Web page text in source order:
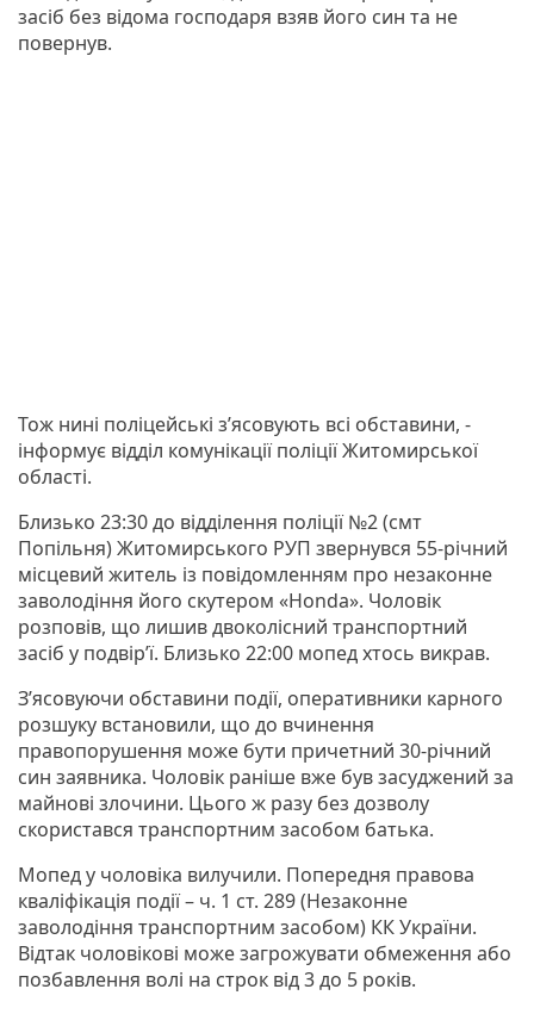
засіб без відома господаря взяв його син та не
повернув.
Тож нині поліцейські з’ясовують всі обставини, -
інформує відділ комунікації поліції Житомирської
області.
Близько 23:30 до відділення поліції №2 (смт
Попільня) Житомирського РУП звернувся 55-річний
місцевий житель із повідомленням про незаконне
заволодіння його скутером «Honda». Чоловік
розповів, що лишив двоколісний транспортний
засіб у подвір’ї. Близько 22:00 мопед хтось викрав.
З’ясовуючи обставини події, оперативники карного
розшуку встановили, що до вчинення
правопорушення може бути причетний 30-річний
син заявника. Чоловік раніше вже був засуджений за
майнові злочини. Цього ж разу без дозволу
скористався транспортним засобом батька.
Мопед у чоловіка вилучили. Попередня правова
кваліфікація події – ч. 1 ст. 289 (Незаконне
заволодіння транспортним засобом) КК України.
Відтак чоловікові може загрожувати обмеження або
позбавлення волі на строк від 3 до 5 років.